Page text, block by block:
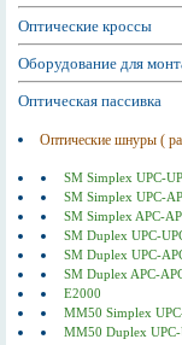
Оптические кроссы
Оборудование для
Оптическая пассивка
Оптические шнуры (
SM Simplex UPC-
SM Simplex UPC-
SM Simplex APC-
SM Duplex UPC-
SM Duplex UPC-
SM Duplex APC-
E2000
MM50 Simplex
MM50 Duplex UPC-